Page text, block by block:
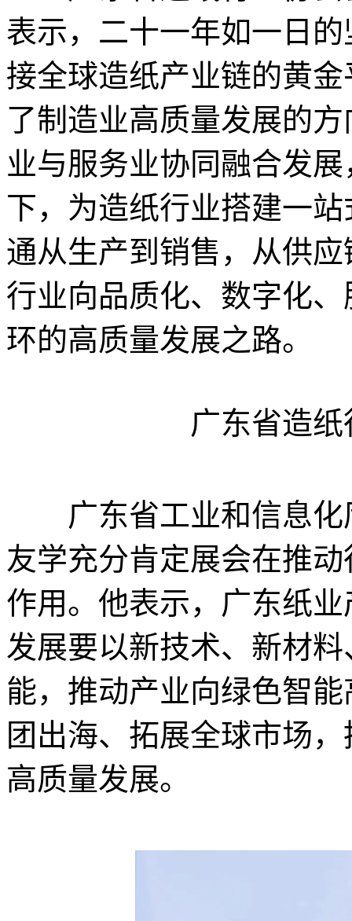
表示，二十一年如一日
接全球造纸产业链的黄
了制造业高质量发展的
业与服务业协同融合发
下，为造纸行业搭建一
通从生产到销售，从供
行业向品质化、数字化
环的高质量发展之路。
广东省造
广东省工业和信息化
友学充分肯定展会在推
作用。他表示，广东纸
发展要以新技术、新材
能，推动产业向绿色智
团出海、拓展全球市场
高质量发展。